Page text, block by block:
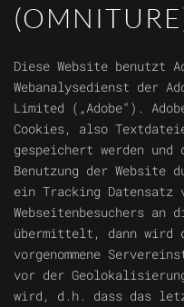
Diese Website benutzt
Webanalysedienst der
Limited („Adobe“).
Cookies, also
gespeichert werden
Benutzung der Website
ein Tracking Datensatz
Webseitenbesuchers an
übermittelt, dann wird
vorgenommene
vor der
wird, d.h. dass das